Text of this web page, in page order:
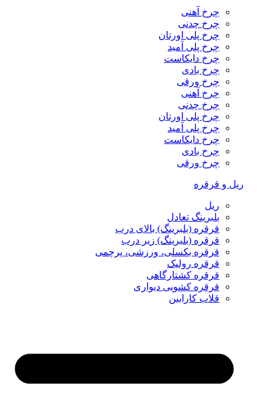
چرخ آهنی
چرخ چدنی
چرخ پلی اورتان
چرخ پلی آمید
چرخ دایکاست
چرخ بادی
چرخ ورقی
چرخ آهنی
چرخ چدنی
چرخ پلی اورتان
چرخ پلی آمید
چرخ دایکاست
چرخ بادی
چرخ ورقی
ریل و قرقره
ریل
بلبرینگ تعادل
قرقره (بلبرینگ) بالای درب
قرقره (بلبرینگ) زیر درب
قرقره بکسلی، ورزشی، پرچمی
قرقره رولیک
قرقره کشتارگاهی
قرقره کشویی دیواری
قلاب کارابین